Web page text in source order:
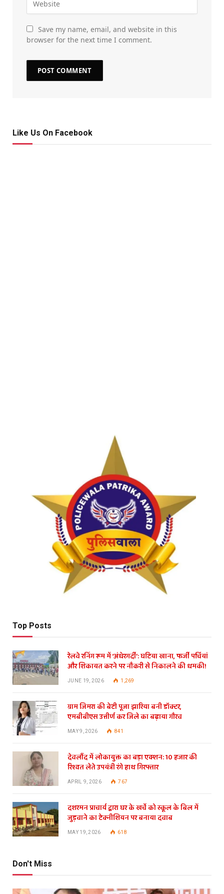
Save my name, email, and website in this
browser for the next time I comment.
Like Us On Facebook
Top Posts
रेलवे रनिंग रूम में ‘अंधेरगर्दी’: घटिया खाना, फर्जी पर्चियां
और शिकायत करने पर नौकरी से निकालने की धमकी!
JUNE 19, 2026 1,269
ग्राम जिमरा की बेटी पूजा झारिया बनी डॉक्टर,
एमबीबीएस उत्तीर्ण कर जिले का बढ़ाया गौरव
MAY 9, 2026 841
देवलौंद में लोकायुक्त का बड़ा एक्शन: 10 हजार की
रिश्वत लेते उपयंत्री रंगे हाथ गिरफ्तार
APRIL 9, 2026 767
दशरमन प्राचार्य द्वारा घर के खर्चे को स्कूल के बिल में
जुड़वाने का टेक्नीशियन पर बनाया दवाब
MAY 19, 2026 618
Don't Miss